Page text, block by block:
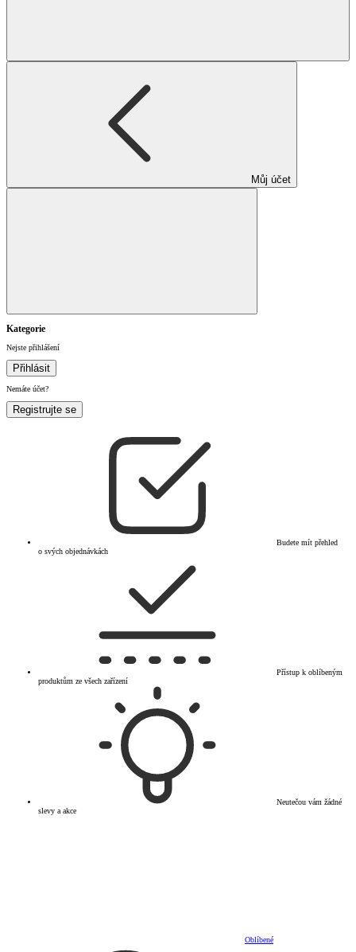
Můj účet
Kategorie
Nejste přihlášení
Přihlásit
Nemáte účet?
Registrujte se
Budete mít přehled
o svých objednávkách
Přístup k oblíbeným
produktům ze všech zařízení
Neutečou vám žádné
slevy a akce
Oblíbené